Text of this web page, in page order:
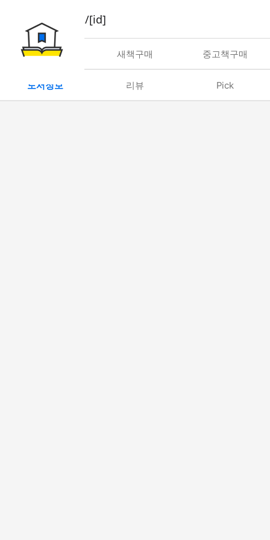
book/rent/[id]
대여 새책구매 중고책구매
도서정보 리뷰 Pick